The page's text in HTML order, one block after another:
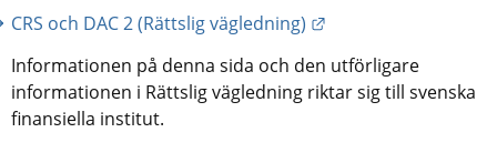
CRS och DAC 2 (Rättslig vägledning)
Informationen på denna sida och den utförligare
informationen i Rättslig vägledning riktar sig till svenska
finansiella institut.